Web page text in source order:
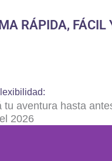
RÁPIDA, FÁCIL
tu aventura hasta
2026